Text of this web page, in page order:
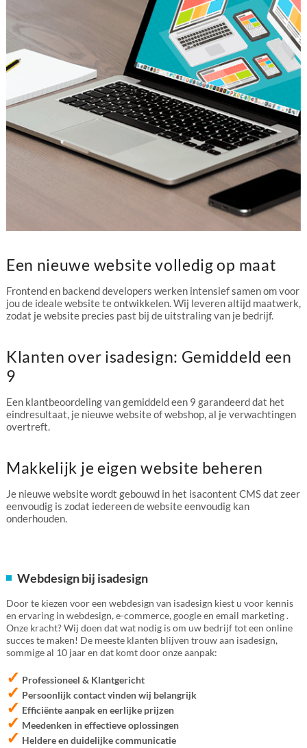
Een nieuwe website volledig op maat
Frontend en backend developers werken intensief samen om voor
jou de ideale website te ontwikkelen. Wij leveren altijd maatwerk,
zodat je website precies past bij de uitstraling van je bedrijf.
Klanten over isadesign: Gemiddeld een
9
Een klantbeoordeling van gemiddeld een 9 garandeerd dat het
eindresultaat, je nieuwe website of webshop, al je verwachtingen
overtreft.
Makkelijk je eigen website beheren
Je nieuwe website wordt gebouwd in het isacontent CMS dat zeer
eenvoudig is zodat iedereen de website eenvoudig kan
onderhouden.
Webdesign bij isadesign
Door te kiezen voor een webdesign van isadesign kiest u voor kennis
en ervaring in webdesign, e-commerce, google en email marketing .
Onze kracht? Wij doen dat wat nodig is om uw bedrijf tot een online
succes te maken! De meeste klanten blijven trouw aan isadesign,
sommige al 10 jaar en dat komt door onze aanpak:
✓ Professioneel & Klantgericht
✓ Persoonlijk contact vinden wij belangrijk
✓ Efficiënte aanpak en eerlijke prijzen
✓ Meedenken in effectieve oplossingen
✓ Heldere en duidelijke communicatie